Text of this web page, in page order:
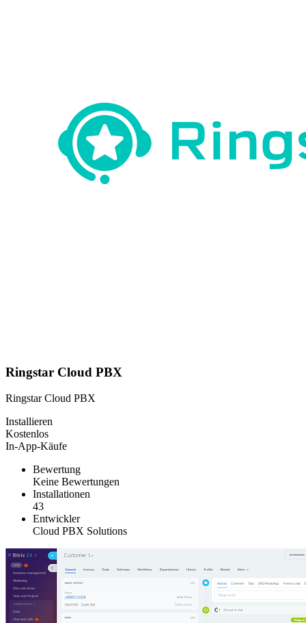
Ringstar Cloud PBX
Ringstar Cloud PBX
Installieren
Kostenlos
In-App-Käufe
Bewertung
Keine Bewertungen
Installationen
43
Entwickler
Cloud PBX Solutions